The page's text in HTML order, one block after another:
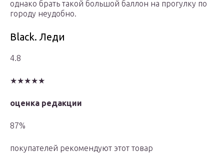
однако брать такой большой баллон на прогулку по
городу неудобно.
Black. Леди
4.8
★★★★★
оценка редакции
87%
покупателей рекомендуют этот товар